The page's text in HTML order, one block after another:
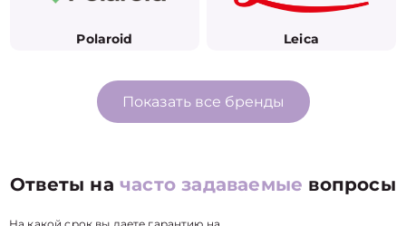
Polaroid Leica
Показать все бренды
Ответы начасто задаваемые вопросы